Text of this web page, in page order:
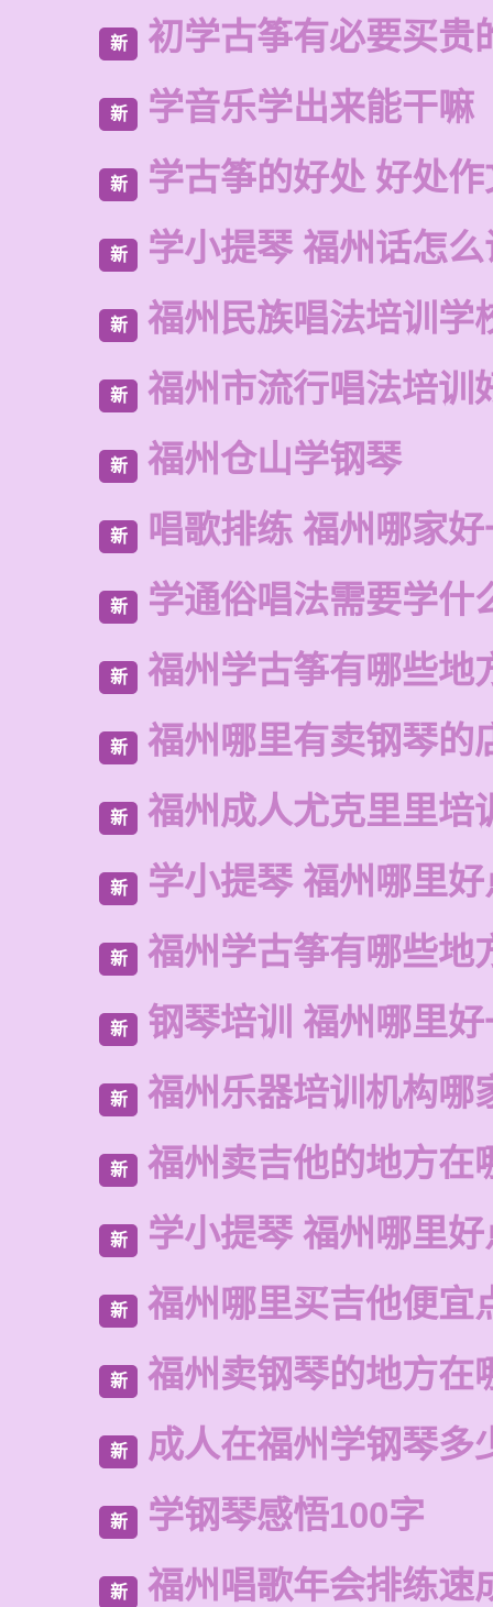
新 初学古筝有必要买贵
新 学音乐学出来能干嘛
新 学古筝的好处 好处作
新 学小提琴 福州话怎
新 福州民族唱法培训学
新 福州市流行唱法培训
新 福州仓山学钢琴
新 唱歌排练 福州哪家
新 学通俗唱法需要学什
新 福州学古筝有哪些地
新 福州哪里有卖钢琴的
新 福州成人尤克里里培
新 学小提琴 福州哪里好
新 福州学古筝有哪些地
新 钢琴培训 福州哪里
新 福州乐器培训机构哪
新 福州卖吉他的地方在
新 学小提琴 福州哪里
新 福州哪里买吉他便宜
新 福州卖钢琴的地方在
新 成人在福州学钢琴多
新 学钢琴感悟100字
新 福州唱歌年会排练速